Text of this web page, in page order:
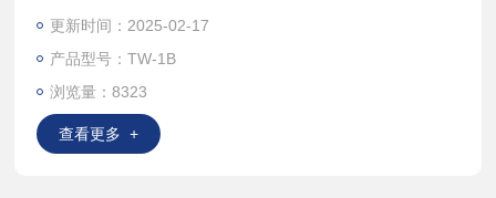
*435mm 净重： 6.5kg
更新时间：2025-02-17
产品型号：TW-1B
浏览量：8323
查看更多 +